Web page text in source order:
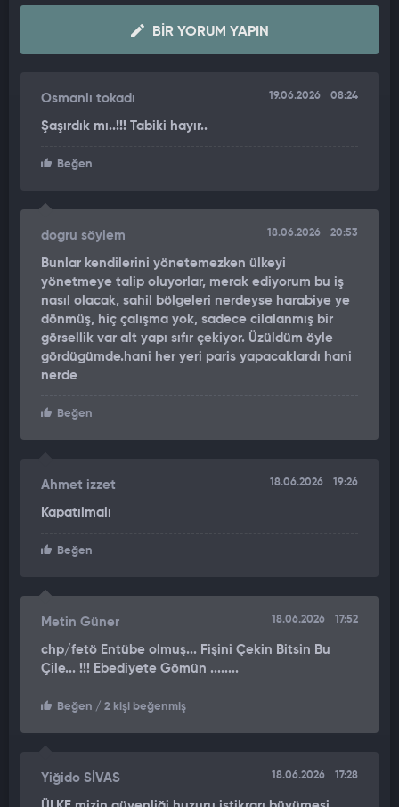
kamuoyuna ve seçmenlerine yaymaya çalıştığı bu korkunun
gerçek olmadığı, hukuksal bir dayanağının olmadığı,
BIR YORUM YAPIN
Osmanlı tokadı 19.06.2026 08:24
Şaşırdık mı..!!! Tabiki hayır..
Beğen
dogru söylem 18.06.2026 20:53
Bunlar kendilerini yönetemezken ülkeyi
yönetmeye talip oluyorlar, merak ediyorum bu iş
nasıl olacak, sahil bölgeleri nerdeyse harabiye ye
dönmüş, hiç çalışma yok, sadece cilalanmış bir
görsellik var alt yapı sıfır çekiyor. Üzüldüm öyle
gördügümde.hani her yeri paris yapacaklardı hani
nerde
Beğen
Ahmet izzet 18.06.2026 19:26
Kapatılmalı
Beğen
Metin Güner 18.06.2026 17:52
chp/fetö Entübe olmuş... Fişini Çekin Bitsin Bu
Çile... !!! Ebediyete Gömün ........
Beğen / 2 kişi beğenmiş
Yiğido SİVAS 18.06.2026 17:28